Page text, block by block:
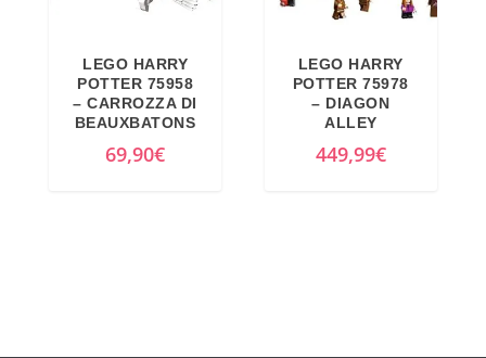
LEGO HARRY
POTTER 75958
– CARROZZA DI
BEAUXBATONS
69,90€
LEGO HARRY
POTTER 75978
– DIAGON
ALLEY
449,99€